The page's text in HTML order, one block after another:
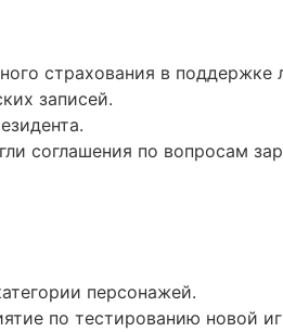
страхования в поддержке
записей.
соглашения по вопросам
персонажей.
по тестированию новой